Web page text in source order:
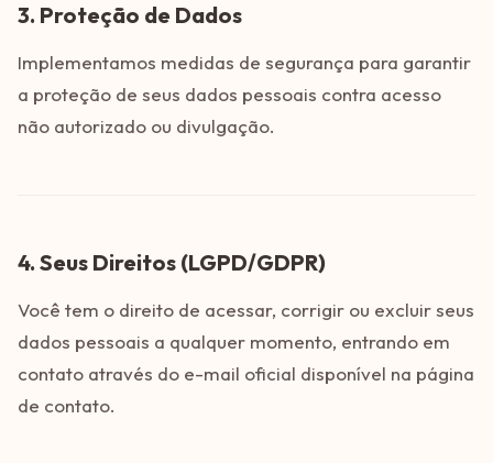
3. Proteção de Dados
Implementamos medidas de segurança para garantir
a proteção de seus dados pessoais contra acesso
não autorizado ou divulgação.
4. Seus Direitos (LGPD/GDPR)
Você tem o direito de acessar, corrigir ou excluir seus
dados pessoais a qualquer momento, entrando em
contato através do e-mail oficial disponível na página
de contato.